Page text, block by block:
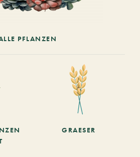
PFLANZEN
GRAESER